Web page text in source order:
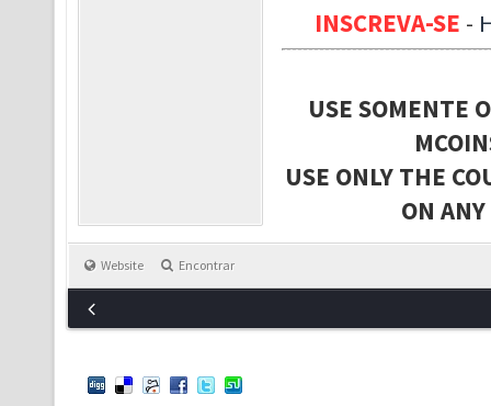
INSCREVA-SE -
USE SOMENTE
USE ONLY THE
ON
Website Encontrar